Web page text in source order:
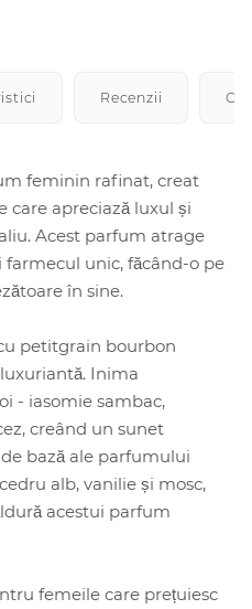
Recenzii
feminin rafinat, creat
care apreciază luxul și
Acest parfum atrage
farmecul unic, făcând-o pe
în sine.
petitgrain bourbon
Inima
- iasomie sambac,
creând un sunet
bază ale parfumului
alb, vanilie și mosc,
acestui parfum
femeile care prețuiesc